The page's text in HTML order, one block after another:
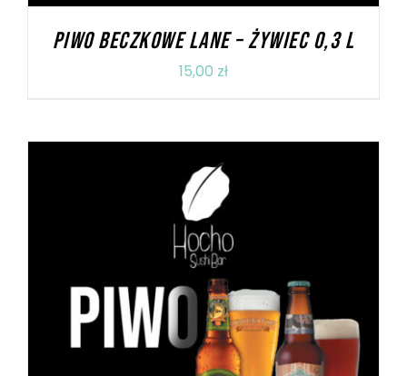
PIWO BECZKOWE LANE – ŻYWIEC 0,3 L
15,00 zł
DODAJ DO KOSZYKA / SZCZEGÓŁY